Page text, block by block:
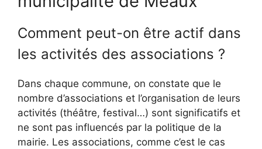
Comment peut-on être actif dans
les activités des associations ?
Dans chaque commune, on constate que le
nombre d’associations et l’organisation de leurs
activités (théâtre, festival…) sont significatifs et
ne sont pas influencés par la politique de la
mairie. Les associations, comme c’est le cas